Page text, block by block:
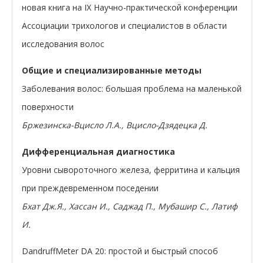
новая книга на IX Научно-практической конференции
Ассоциации трихологов и специалистов в области
исследования волос
Общие и специализированные методы
Заболевания волос: большая проблема на маленькой
поверхности
Бржезинска-Вцисло Л.А., Вцисло-Дзядецка Д.
Дифференциальная диагностика
Уровни сывороточного железа, ферритина и кальция
при преждевременном поседении
Бхат Дж.Я., Хассан И., Саджад П., Мубашир С., Латиф
И.
DandruffMeter DA 20: простой и быстрый способ